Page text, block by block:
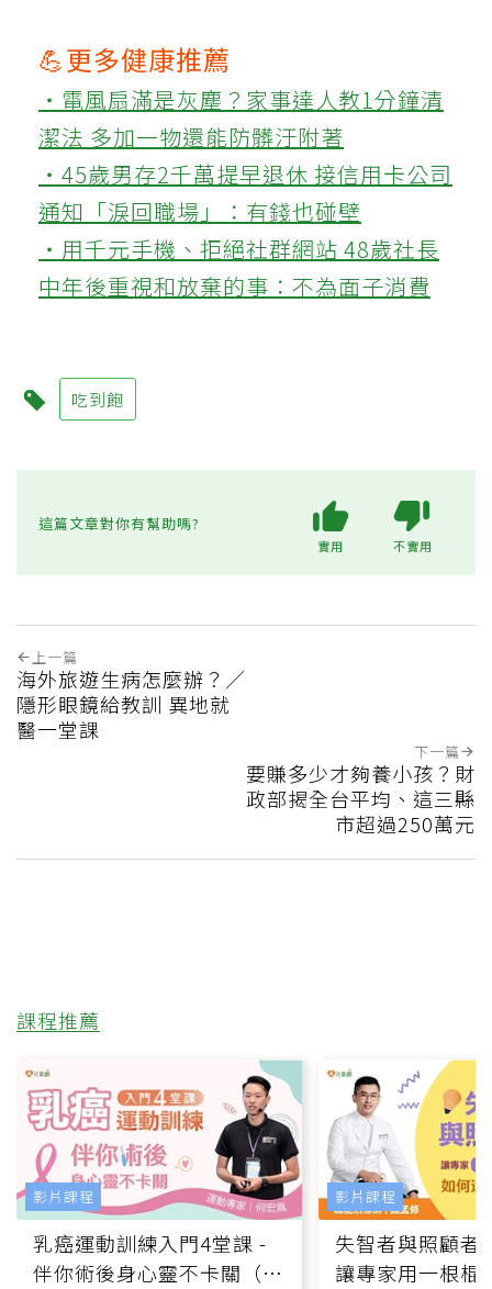
💪更多健康推薦
‧電風扇滿是灰塵？家事達人教1分鐘清
潔法 多加一物還能防髒汙附著
‧45歲男存2千萬提早退休 接信用卡公司
通知「淚回職場」：有錢也碰壁
‧用千元手機、拒絕社群網站 48歲社長
中年後重視和放棄的事：不為面子消費
吃到飽
這篇文章對你有幫助嗎?
實用 不實用
上一篇
海外旅遊生病怎麼辦？／
隱形眼鏡給教訓 異地就
醫一堂課
下一篇
要賺多少才夠養小孩？財
政部揭全台平均、這三縣
市超過250萬元
課程推薦
乳癌運動訓練入門4堂課 -
伴你術後身心靈不卡關（線
影片課程
失智者與照顧者
讓專家用一根棍
影片課程